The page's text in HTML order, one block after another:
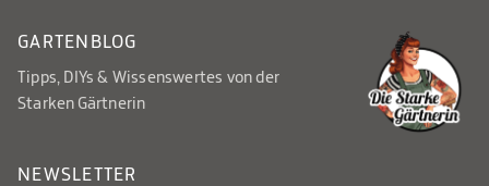
GARTENBLOG
Tipps, DIYs & Wissenswertes von der
Starken Gärtnerin
NEWSLETTER